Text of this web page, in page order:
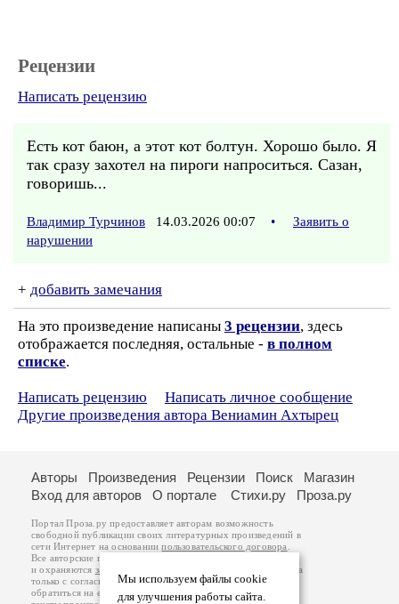
Рецензии
Написать рецензию
Есть кот баюн, а этот кот болтун. Хорошо было. Я
так сразу захотел на пироги напроситься. Сазан,
говоришь...
Владимир Турчинов 14.03.2026 00:07 •
Заявить о
нарушении
+ добавить замечания
На это произведение написаны 3 рецензии, здесь
отображается последняя, остальные - в полном
списке.
Написать рецензию
Написать личное сообщение
Другие произведения автора Вениамин Ахтырец
Мы используем файлы cookie
для улучшения работы сайта.
Авторы Произведения Рецензии Поиск
Магазин
Вход для авторов
О портале Стихи.ру Проза.ру
Портал Проза.ру предоставляет авторам возможность
свободной публикации своих литературных произведений в
сети Интернет на основаниипользовательского договора
Все авторские права на произведения принадлежат авторам
и охраняются законом
. Перепечатка произведений возможна
только с согласия его автора, к которому вы можете
обратиться на его авторской странице. Ответственность за